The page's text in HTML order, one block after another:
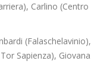
Carlino
Sapienza),